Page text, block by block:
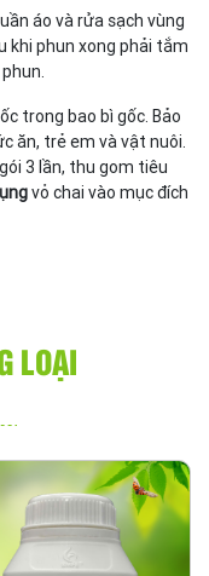
áo và rửa sạch vùng
khi phun xong phải tắm
trong bao bì gốc. Bảo
ăn, trẻ em và vật nuôi.
3 lần, thu gom tiêu
vỏ chai vào mục đích
LOẠI